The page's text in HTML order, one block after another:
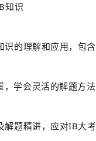
知识
的理解和应用，包
学会灵活的解题方
解题精讲，应对IB大